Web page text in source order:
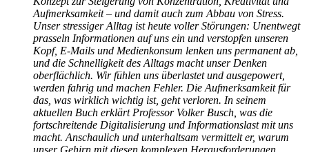
Aufmerksamkeit – und damit auch zum Abbau von Stress.
Unser stressiger Alltag ist heute voller Störungen: Unentwegt
prasseln Informationen auf uns ein und verstopfen unseren
Kopf, E-Mails und Medienkonsum lenken uns permanent ab,
und die Schnelligkeit des Alltags macht unser Denken
oberflächlich. Wir fühlen uns überlastet und ausgepowert,
werden fahrig und machen Fehler. Die Aufmerksamkeit für
das, was wirklich wichtig ist, geht verloren. In seinem
aktuellen Buch erklärt Professor Volker Busch, was die
fortschreitende Digitalisierung und Informationslast mit uns
macht. Anschaulich und unterhaltsam vermittelt er, warum